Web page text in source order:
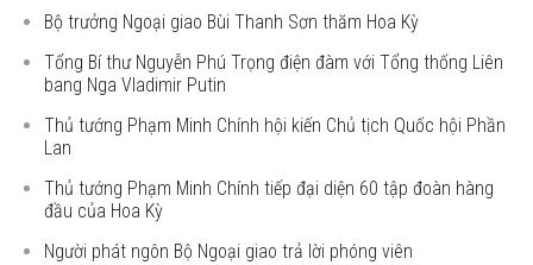
Bộ trưởng Ngoại giao Bùi Thanh Sơn thăm Hoa Kỳ
Tổng Bí thư Nguyễn Phú Trọng điện đàm với Tổng thống Liên
bang Nga Vladimir Putin
Thủ tướng Phạm Minh Chính hội kiến Chủ tịch Quốc hội Phần
Lan
Thủ tướng Phạm Minh Chính tiếp đại diện 60 tập đoàn hàng
đầu của Hoa Kỳ
Người phát ngôn Bộ Ngoại giao trả lời phóng viên